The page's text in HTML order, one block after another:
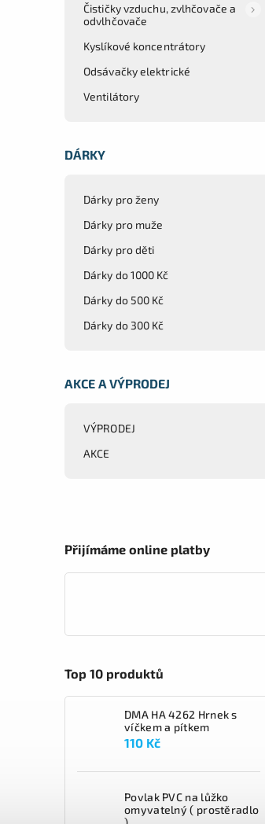
Čističky vzduchu, zvlhčovače a
odvlhčovače
Kyslíkové koncentrátory
Odsávačky elektrické
Ventilátory
DÁRKY
Dárky pro ženy
Dárky pro muže
Dárky pro děti
Dárky do 1000 Kč
Dárky do 500 Kč
Dárky do 300 Kč
AKCE A VÝPRODEJ
VÝPRODEJ
AKCE
Přijímáme online platby
Top 10 produktů
DMA HA 4262 Hrnek s
víčkem a pítkem
110 Kč
Povlak PVC na lůžko
omyvatelný ( prostěradlo